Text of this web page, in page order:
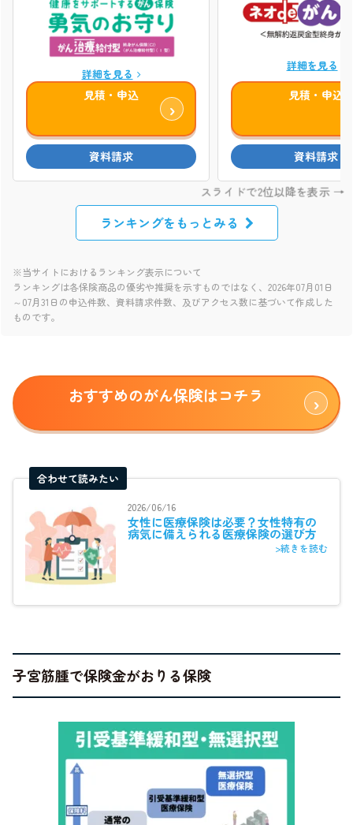
詳細を見る
見積・申込
詳細を見る
見積・申込
ランキングをもっとみる
※当サイトにおけるランキング表示について
ランキングは各保険商品の優劣や推奨を示すものではなく、2026年07月01日
～07月31日の申込件数、資料請求件数、及びアクセス数に基づいて作成した
ものです。
おすすめのがん保険はコチラ
合わせて読みたい
2026/06/16
女性に医療保険は必要？女性特有の
病気に備えられる医療保険の選び方
>続きを読む
子宮筋腫で保険金がおりる保険